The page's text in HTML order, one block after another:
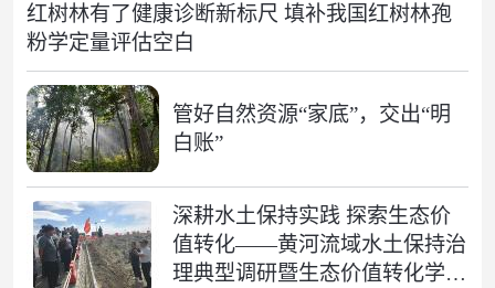
红树林有了健康诊断新标尺 填补我国红树林孢
粉学定量评估空白
管好自然资源“家底”，交出“明
白账”
深耕水土保持实践 探索生态价
值转化——黄河流域水土保持治
理典型调研暨生态价值转化学术